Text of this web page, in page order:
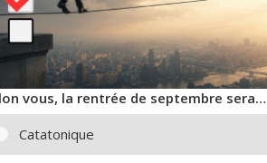
vous, la rentrée de septembre sera…
Catatonique